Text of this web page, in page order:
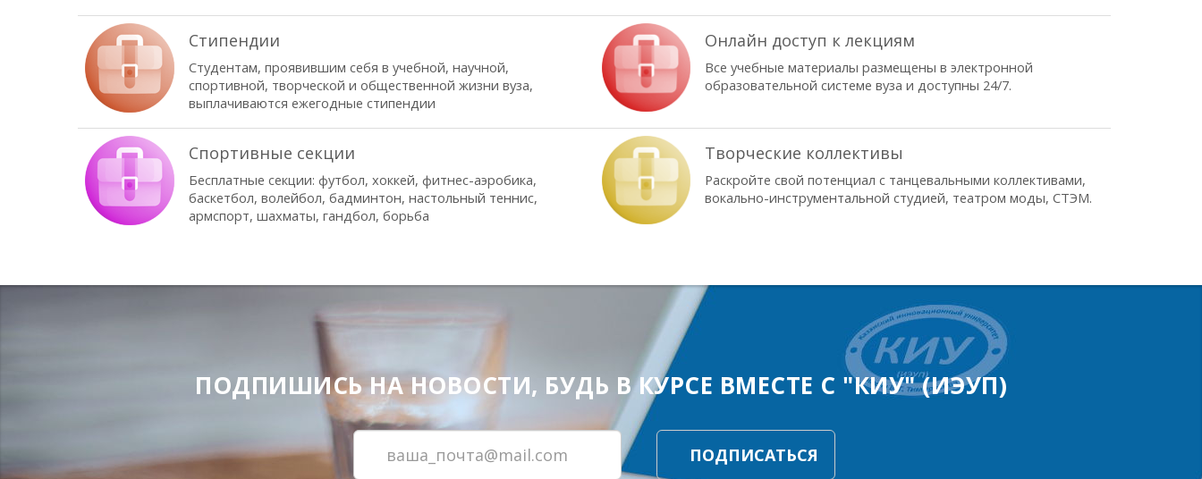
Стипендии
Студентам, проявившим себя в учебной, научной,
спортивной, творческой и общественной жизни вуза,
выплачиваются ежегодные стипендии
Онлайн доступ к лекциям
Все учебные материалы размещены в электронной
образовательной системе вуза и доступны 24/7.
Спортивные секции
Бесплатные секции: футбол, хоккей, фитнес-аэробика,
баскетбол, волейбол, бадминтон, настольный теннис,
армспорт, шахматы, гандбол, борьба
Творческие коллективы
Раскройте свой потенциал с танцевальными коллективами,
вокально-инструментальной студией, театром моды, СТЭМ.
ПОДПИШИСЬ НА НОВОСТИ, БУДЬ В КУРСЕ ВМЕСТЕ С "КИУ" (ИЭУП)
ПОДПИСАТЬСЯ